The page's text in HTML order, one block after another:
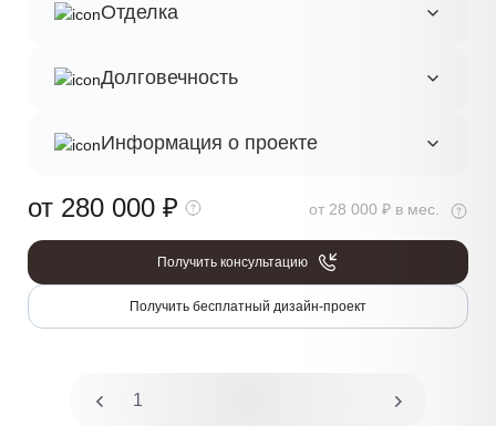
Отделка
Долговечность
Информация о проекте
от 280 000 ₽ от 28 000 ₽ в мес.
Получить консультацию
Получить бесплатный дизайн-проект
1 2